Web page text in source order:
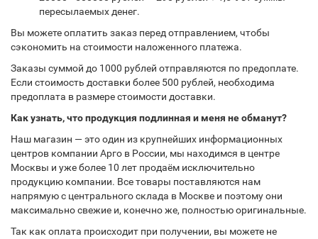
пересылаемых денег.
Вы можете оплатить заказ перед отправлением, чтобы
сэкономить на стоимости наложенного платежа.
Заказы суммой до 1000 рублей отправляются по предоплате.
Если стоимость доставки более 500 рублей, необходима
предоплата в размере стоимости доставки.
Как узнать, что продукция подлинная и меня не обманут?
Наш магазин — это один из крупнейших информационных
центров компании Арго в России, мы находимся в центре
Москвы и уже более 10 лет продаём исключительно
продукцию компании. Все товары поставляются нам
напрямую с центрального склада в Москве и поэтому они
максимально свежие и, конечно же, полностью оригинальные.
Так как оплата происходит при получении, вы можете не